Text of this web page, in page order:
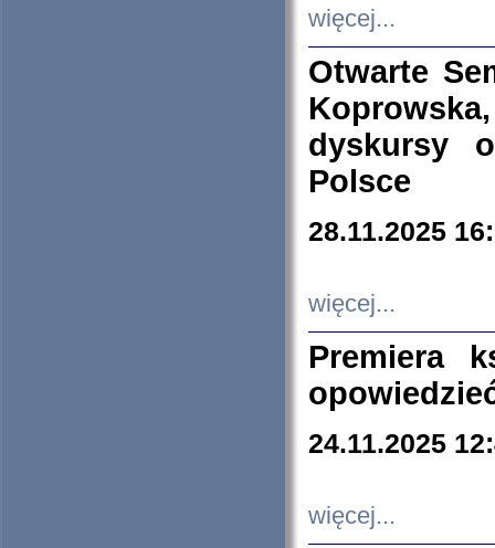
więcej...
Otwarte
dyskursy
Polsce
28.11.2025
więcej...
Premiera
24.11.2025
więcej...